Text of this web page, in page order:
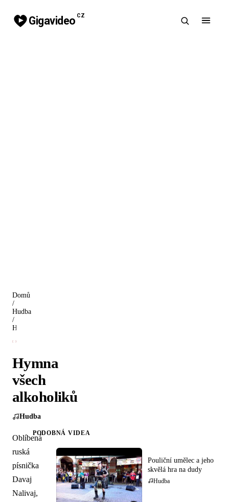
Gigavideo CZ
Domů
/
Hudba
/
Hymna
všech
alkoholiků
Hudba
Oblíbená
ruská
písnička
Davaj
Nalivaj,
PODOBNÁ VIDEA
Pouliční umělec a jeho
skvělá hra na dudy
Hudba